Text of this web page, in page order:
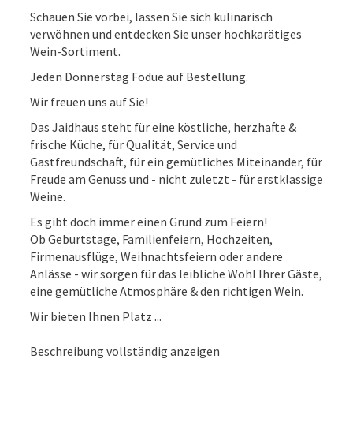
Schauen Sie vorbei, lassen Sie sich kulinarisch
verwöhnen und entdecken Sie unser hochkarätiges
Wein-Sortiment.
Jeden Donnerstag Fodue auf Bestellung.
Wir freuen uns auf Sie!
Das Jaidhaus steht für eine köstliche, herzhafte &
frische Küche, für Qualität, Service und
Gastfreundschaft, für ein gemütliches Miteinander, für
Freude am Genuss und - nicht zuletzt - für erstklassige
Weine.
Es gibt doch immer einen Grund zum Feiern!
Ob Geburtstage, Familienfeiern, Hochzeiten,
Firmenausflüge, Weihnachtsfeiern oder andere
Anlässe - wir sorgen für das leibliche Wohl Ihrer Gäste,
eine gemütliche Atmosphäre & den richtigen Wein.
Wir bieten Ihnen Platz ...
Beschreibung vollständig anzeigen